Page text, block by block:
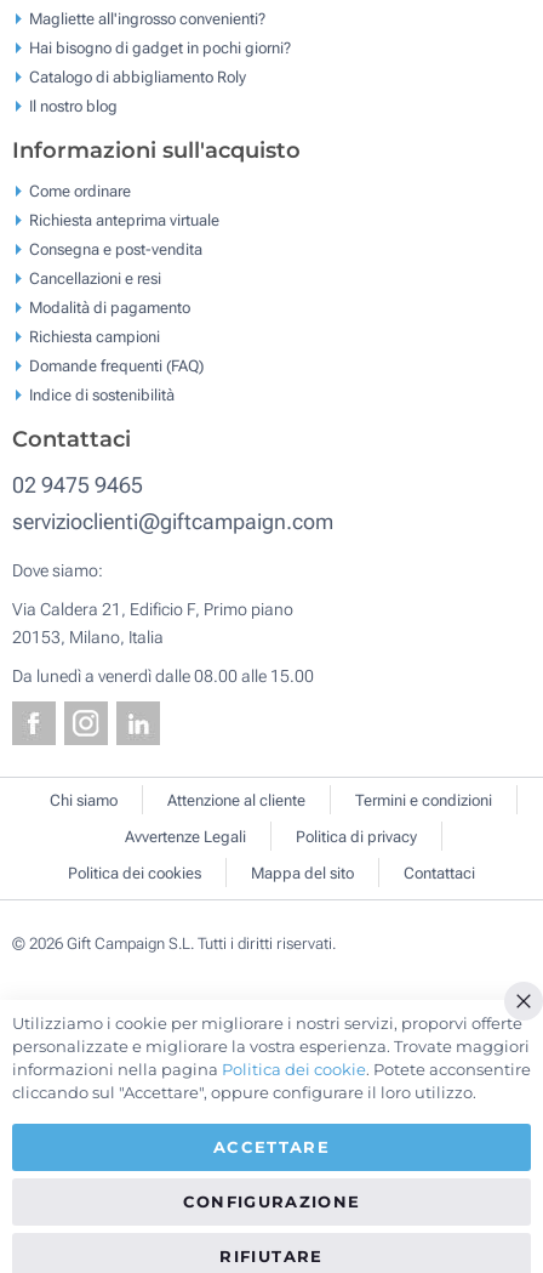
Magliette all'ingrosso convenienti?
Hai bisogno di gadget in pochi giorni?
Catalogo di abbigliamento Roly
Il nostro blog
Informazioni sull'acquisto
Come ordinare
Richiesta anteprima virtuale
Consegna e post-vendita
Cancellazioni e resi
Modalità di pagamento
Richiesta campioni
Domande frequenti (FAQ)
Indice di sostenibilità
Contattaci
02 9475 9465
servizioclienti@giftcampaign.com
Dove siamo:
Via Caldera 21, Edificio F, Primo piano
20153, Milano, Italia
Da lunedì a venerdì dalle 08.00 alle 15.00
Chi siamo Attenzione al cliente
Termini e condizioni
Avvertenze Legali
Politica di privacy
Politica dei cookies
Mappa del sito Contattaci
© 2026 Gift Campaign S.L. Tutti i diritti riservati.
Utilizziamo i cookie per migliorare i nostri servizi, proporvi offerte
personalizzate e migliorare la vostra esperienza. Trovate maggiori
informazioni nella pagina Politica dei cookie. Potete acconsentire
cliccando sul "Accettare", oppure configurare il loro utilizzo.
ACCETTARE
CONFIGURAZIONE
RIFIUTARE